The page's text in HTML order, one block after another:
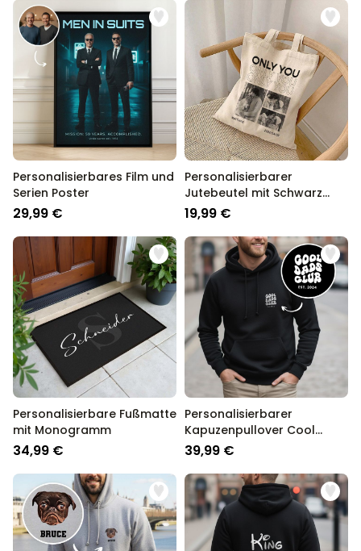
Personalisierbares Film und
Serien Poster
29,99 €
Personalisierbarer
Jutebeutel mit Schwarz
Weiß Fotos und Text
19,99 €
Personalisierbare Fußmatte
mit Monogramm
34,99 €
Personalisierbarer
Kapuzenpullover Cool
Moms & Dads Club
39,99 €